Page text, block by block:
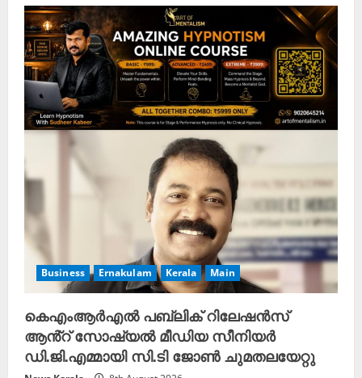
Business Ernakulam Kerala Main
കെഎംആർഎൽ പബ്ലിക് റിലേഷൻസ്
ആൻ്റ് സോഷ്യൽ മീഡിയ സീനിയർ
ഡി.ജി.എമ്മായി സി.ടി ജോൺ ചുമതലയേറ്റു